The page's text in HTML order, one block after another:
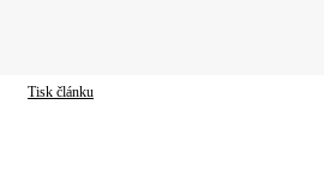
Tisk článku